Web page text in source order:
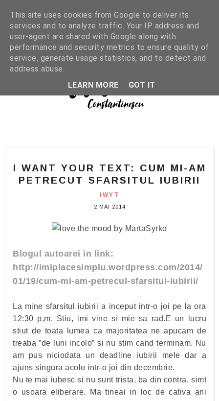
I WANT YOUR TEXT: CUM MI-AM
PETRECUT SFARSITUL IUBIRII
IWYT
2 MAI 2014
Blogul autoarei in link:
http://imiplacesimplu.wordpress.com/2014/
01/19/cum-mi-am-petrecul-sfarsitul-iubirii/
La mine sfarsitul iubirii a inceput intr-o joi pe la ora
12:30 p,m. Stiu, imi vine si mie sa rad.E un lucru
stiut de toata lumea ca majoritatea ne apucam de
treaba ”de luni incolo” si nu stim cand terminam. Nu
am pus niciodata un deadline iubirii mele dar a
ajuns singura acolo intr-o joi din decembrie.
Nu te mai iubesc si nu sunt trista, ba din contra, simt
o usoara eliberare. Ma tineai in loc de cativa ani
This site uses cookies from Google to deliver its
services and to analyze traffic. Your IP address and
user-agent are shared with Google along with
performance and security metrics to ensure quality of
service, generate usage statistics, and to detect and
address abuse.
LEARN MORE
GOT IT